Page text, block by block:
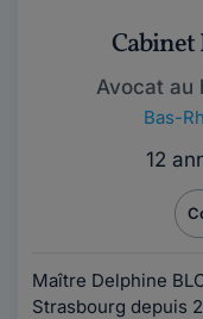
Cabinet
Avocat au
Bas-
12
Maître Delphine
Strasbourg depuis